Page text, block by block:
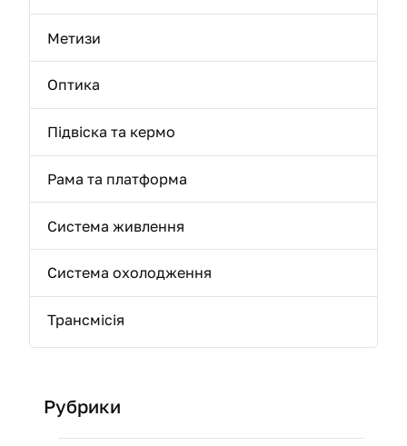
Метизи
Оптика
Підвіска та кермо
Рама та платформа
Система живлення
Система охолодження
Трансмісія
Рубрики